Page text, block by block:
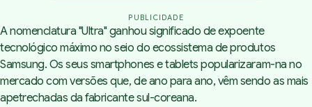
PUBLICIDADE
A nomenclatura "Ultra" ganhou significado de expoente
tecnológico máximo no seio do ecossistema de produtos
Samsung. Os seus smartphones e tablets popularizaram-na no
mercado com versões que, de ano para ano, vêm sendo as mais
apetrechadas da fabricante sul-coreana.